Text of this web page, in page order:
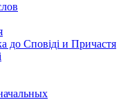
до Сповіді и Причастя